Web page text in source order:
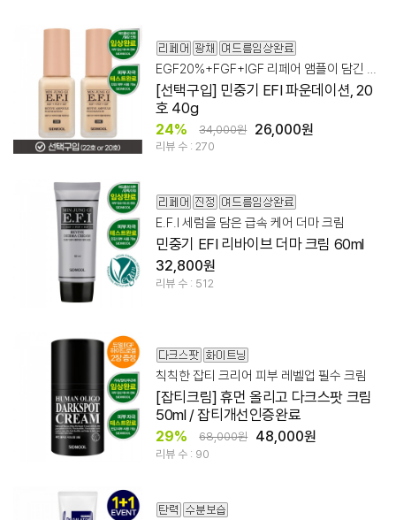
EGF20%+FGF+IGF 리페어 앰플이 담긴 파운데이션
[선택구입] 민중기 EFI 파운데이션, 20
호 40g
24% 34,000원 26,000원
리뷰 수 : 270
E.F.I 세럼을 담은 급속 케어 더마 크림
민중기 EFI 리바이브 더마 크림 60ml
32,800원
리뷰 수 : 512
칙칙한 잡티 크리어 피부 레벨업 필수 크림
[잡티크림] 휴먼 올리고 다크스팟 크림
50ml / 잡티개선인증완료
29% 68,000원 48,000원
리뷰 수 : 90